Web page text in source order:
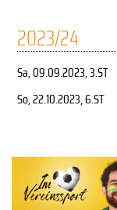
2023/24
Sa, 09.09.2023, 3.ST
So, 22.10.2023, 6.ST